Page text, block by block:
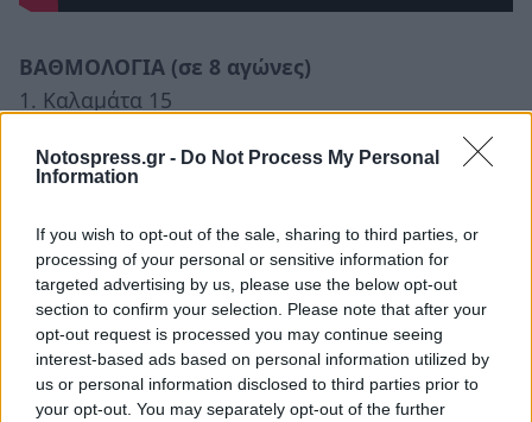
Notospress.gr - Do Not Process My Personal
Information
If you wish to opt-out of the sale, sharing to third parties, or
processing of your personal or sensitive information for
targeted advertising by us, please use the below opt-out
section to confirm your selection. Please note that after your
opt-out request is processed you may continue seeing
interest-based ads based on personal information utilized by
us or personal information disclosed to third parties prior to
your opt-out. You may separately opt-out of the further
ΒΑΘΜΟΛΟΓΙΑ (σε 8 αγώνες)
1. Καλαμάτα 15
3. Ρόδος 13
5. Επισκοπή 11 -7αγ.
6. Σαντορίνη 10
7. Αιγάλεω 9
8. Νίκη Βόλου 7 -7αγ.
9. Αστέρας Βλαχιώτη 6
10. Ένωση Πανασπροπυργιακού 4 -6αγ.